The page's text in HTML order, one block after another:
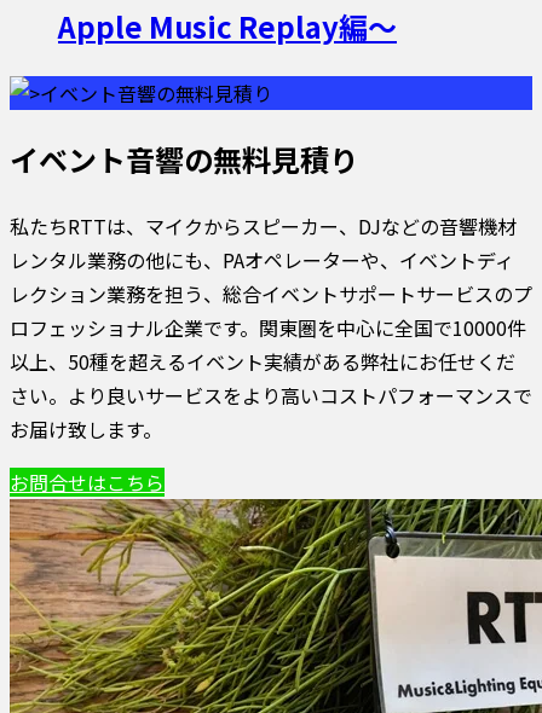
Apple Music Replay編〜
イベント音響の無料見積り
私たちRTTは、マイクからスピーカー、DJなどの音響機材
レンタル業務の他にも、PAオペレーターや、イベントディ
レクション業務を担う、総合イベントサポートサービスのプ
ロフェッショナル企業です。関東圏を中心に全国で10000件
以上、50種を超えるイベント実績がある弊社にお任せくだ
さい。より良いサービスをより高いコストパフォーマンスで
お届け致します。
お問合せはこちら